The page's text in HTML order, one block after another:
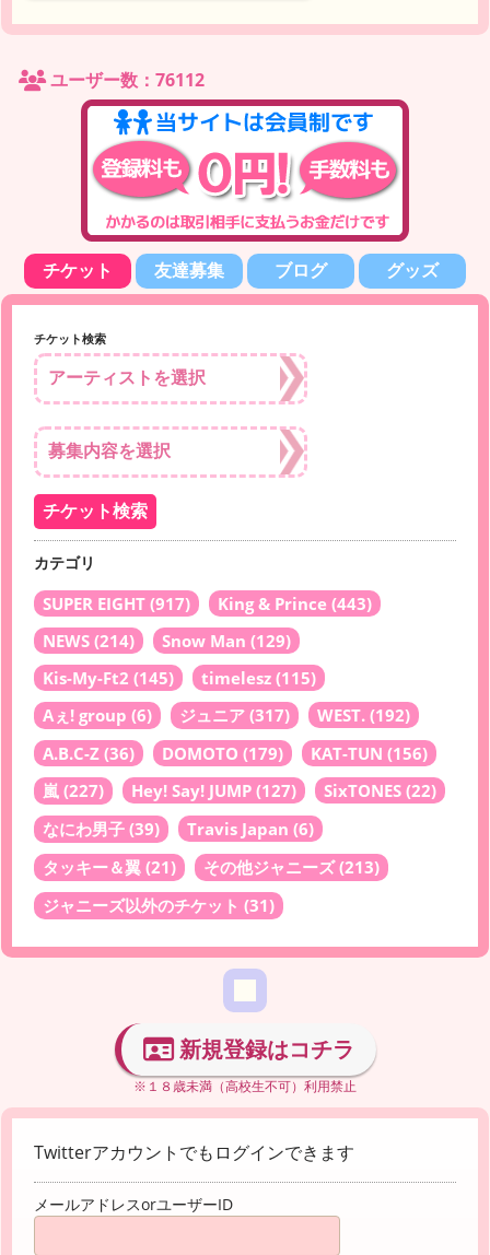
ユーザー数：76112
チケット 友達募集 ブログ グッズ
チケット検索
カテゴリ
SUPER EIGHT (917) King & Prince (443)
NEWS (214) Snow Man (129)
Kis-My-Ft2 (145) timelesz (115)
Aぇ! group (6) ジュニア (317) WEST. (192)
A.B.C-Z (36) DOMOTO (179) KAT-TUN (156)
嵐 (227) Hey! Say! JUMP (127) SixTONES (22)
なにわ男子 (39) Travis Japan (6)
タッキー＆翼 (21) その他ジャニーズ(213)
ジャニーズ以外のチケット (31)
新規登録はコチラ
※１８歳未満（高校生不可）利用禁止
Twitterアカウントでもログインできます
メールアドレスorユーザーID